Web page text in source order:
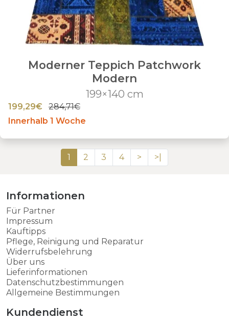
Moderner Teppich Patchwork
Modern
199×140 cm
199,29€
284,71€
Innerhalb 1 Woche
1 2 3 4 > >|
Informationen
Für Partner
Impressum
Kauftipps
Pflege, Reinigung und Reparatur
Widerrufsbelehrung
Über uns
Lieferinformationen
Datenschutzbestimmungen
Allgemeine Bestimmungen
Kundendienst